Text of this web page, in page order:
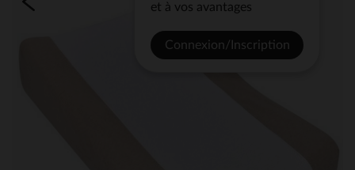
et à vos avantages
Connexion/Inscription